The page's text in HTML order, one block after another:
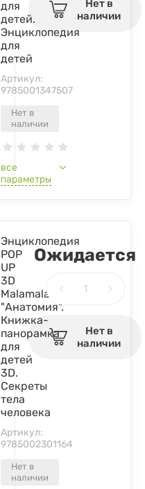
Нет в
наличии
для
детей.
Энциклопедия
для
детей
Артикул:
9785001347507
все
параметры
Нет в
наличии
Нет в
наличии
Энциклопедия
POP
UP
3D
Malamalama
"Анатомия".
Книжка-
панорамка
для
детей
3D.
Секреты
тела
человека
Артикул:
9785002301164
Ожидается
Нет в
наличии